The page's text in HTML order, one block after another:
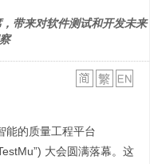
带来对软件测试和开发未来
能的质量工程平台
大会圆满落幕。这